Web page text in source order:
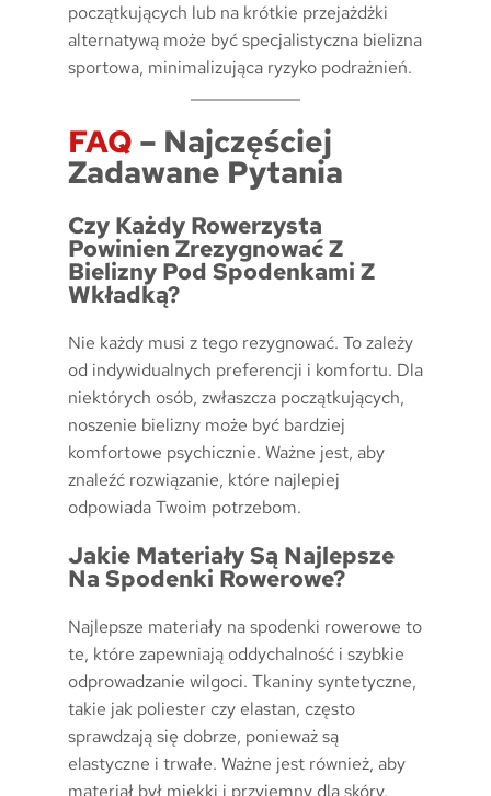
początkujących lub na krótkie przejażdżki
alternatywą może być specjalistyczna bielizna
sportowa, minimalizująca ryzyko podrażnień.
FAQ – Najczęściej
Zadawane Pytania
Czy Każdy Rowerzysta
Powinien Zrezygnować Z
Bielizny Pod Spodenkami Z
Wkładką?
Nie każdy musi z tego rezygnować. To zależy
od indywidualnych preferencji i komfortu. Dla
niektórych osób, zwłaszcza początkujących,
noszenie bielizny może być bardziej
komfortowe psychicznie. Ważne jest, aby
znaleźć rozwiązanie, które najlepiej
odpowiada Twoim potrzebom.
Jakie Materiały Są Najlepsze
Na Spodenki Rowerowe?
Najlepsze materiały na spodenki rowerowe to
te, które zapewniają oddychalność i szybkie
odprowadzanie wilgoci. Tkaniny syntetyczne,
takie jak poliester czy elastan, często
sprawdzają się dobrze, ponieważ są
elastyczne i trwałe. Ważne jest również, aby
materiał był miękki i przyjemny dla skóry.